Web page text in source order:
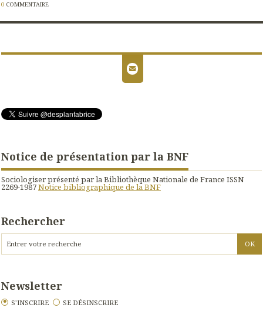
Notice de présentation par la BNF
Sociologiser présenté par la Bibliothèque Nationale de France ISSN
2269-1987Notice bibliographique de la BNF
Rechercher
Newsletter
S'INSCRIRE SE DÉSINSCRIRE
0 COMMENTAIRE